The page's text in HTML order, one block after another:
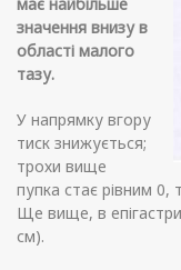
значення внизу в
області малого
тазу.
У напрямку вгору
тиск знижується;
трохи вище
пупка стає рівним
Ще вище, в
см).